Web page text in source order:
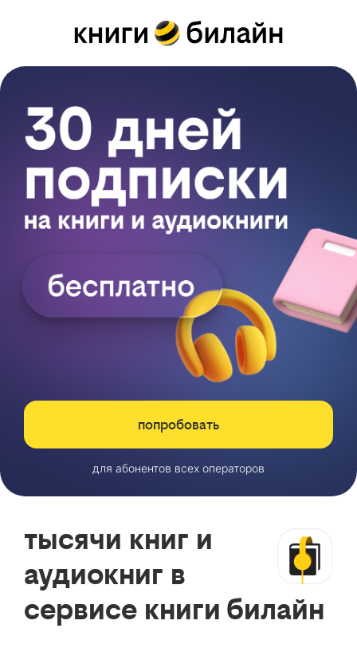
попробовать
для абонентов всех операторов
тысячи книг и
аудиокниг в
сервисе книги билайн